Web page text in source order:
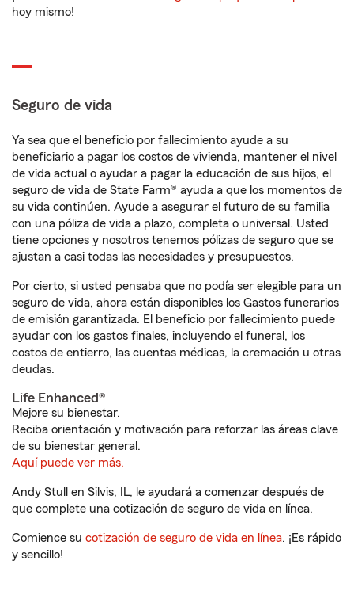
hoy mismo!
Seguro de vida
Ya sea que el beneficio por fallecimiento ayude a su
beneficiario a pagar los costos de vivienda, mantener el nivel
de vida actual o ayudar a pagar la educación de sus hijos, el
seguro de vida de State Farm® ayuda a que los momentos de
su vida continúen. Ayude a asegurar el futuro de su familia
con una póliza de vida a plazo, completa o universal. Usted
tiene opciones y nosotros tenemos pólizas de seguro que se
ajustan a casi todas las necesidades y presupuestos.
Por cierto, si usted pensaba que no podía ser elegible para un
seguro de vida, ahora están disponibles los Gastos funerarios
de emisión garantizada. El beneficio por fallecimiento puede
ayudar con los gastos finales, incluyendo el funeral, los
costos de entierro, las cuentas médicas, la cremación u otras
deudas.
Life Enhanced®
Mejore su bienestar.
Reciba orientación y motivación para reforzar las áreas clave
de su bienestar general.
Aquí puede ver más.
Andy Stull en Silvis, IL, le ayudará a comenzar después de
que complete una cotización de seguro de vida en línea.
Comience su cotización de seguro de vida en línea. ¡Es rápido
y sencillo!